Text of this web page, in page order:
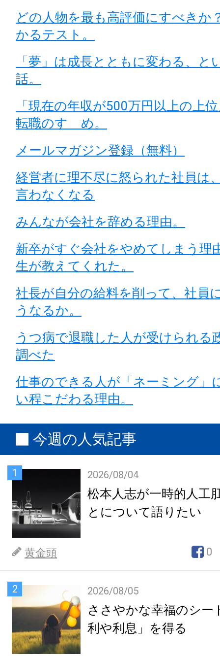
どの人物を最も高評価にすべきか
かるテスト。
「夢」は成長とともに変わる、と
話。
「現在の年収が500万円以上の上
転職のすゝめ。
メールマガジン登録（無料）
経営者に理不尽に怒られた社員は
言わなくなる
みんなが会社を辞める理由。
新卒がすぐ会社をやめてしまう理
生が教えてくれた。
社長が自分の給料を削って、社員
うなるか。
うつ病で退職した人が受けられる
調べた
仕事のできる人が「ネーミング」
い程こだわる理由。
今週の人気記事
1 2026/08/04
松本人志が一時的人工
とについて語りたい
黄金頭 0
2 2026/08/05
ささやかな幸福のシー
利や利息」を得る